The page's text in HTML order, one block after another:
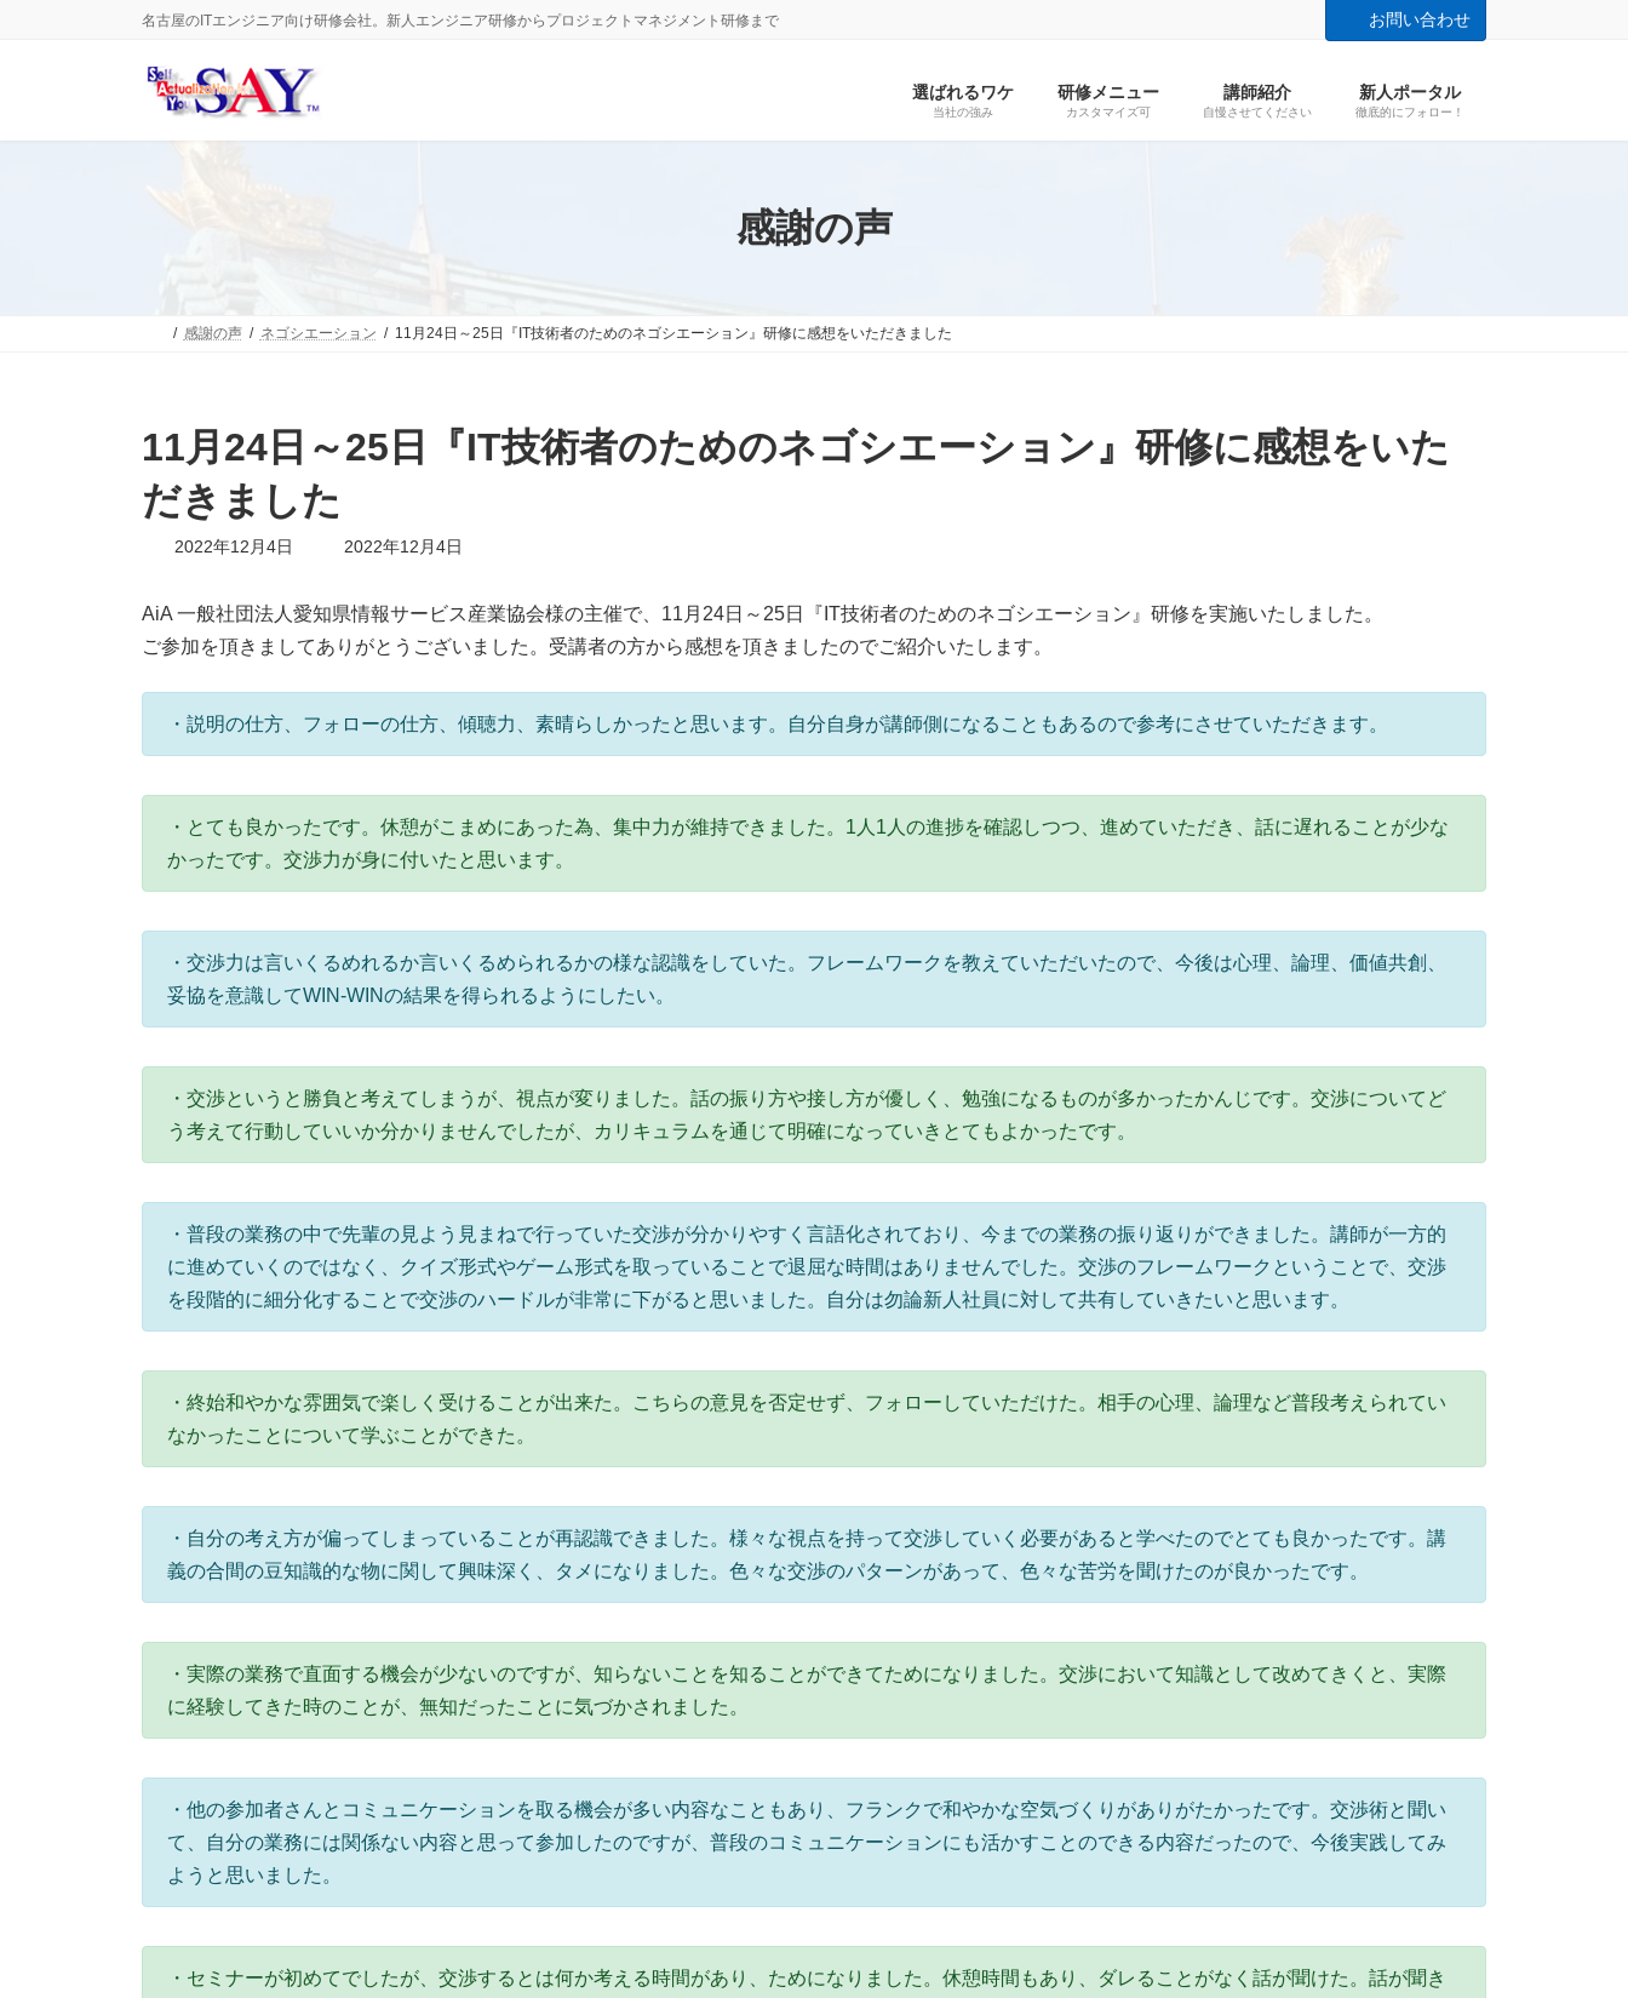
へ
ョ
名古屋のITエンジニア向け研修会社。新人エンジニア研修からプロジェクトマネジメント研修まで お問い合わせ
選ばれるワケ
当社の強み
研修メニュー
カスタマイズ可
講師紹介
自慢させてください
新人ポータル
徹底的にフォロー！
感謝の声
感謝の声 ネゴシエーション 11月24日～25日『IT技術者のためのネゴシエーション』研修に感想をいただきました
11月24日～25日『IT技術者のためのネゴシエーション』研修に感想をいた
だきました
2022年12月4日
最
新
時
2022年12月4日
AiA 一般社団法人愛知県情報サービス産業協会様の主催で、11月24日～25日『IT技術者のためのネゴシエーション』研修を実施いたしました。
ご参加を頂きましてありがとうございました。受講者の方から感想を頂きましたのでご紹介いたします。
・説明の仕方、フォローの仕方、傾聴力、素晴らしかったと思います。自分自身が講師側になることもあるので参考にさせていただきます。
・とても良かったです。休憩がこまめにあった為、集中力が維持できました。1人1人の進捗を確認しつつ、進めていただき、話に遅れることが少な
かったです。交渉力が身に付いたと思います。
・交渉力は言いくるめれるか言いくるめられるかの様な認識をしていた。フレームワークを教えていただいたので、今後は心理、論理、価値共創、
妥協を意識してWIN-WINの結果を得られるようにしたい。
・交渉というと勝負と考えてしまうが、視点が変りました。話の振り方や接し方が優しく、勉強になるものが多かったかんじです。交渉についてど
う考えて行動していいか分かりませんでしたが、カリキュラムを通じて明確になっていきとてもよかったです。
・普段の業務の中で先輩の見よう見まねで行っていた交渉が分かりやすく言語化されており、今までの業務の振り返りができました。講師が一方的
に進めていくのではなく、クイズ形式やゲーム形式を取っていることで退屈な時間はありませんでした。交渉のフレームワークということで、交渉
を段階的に細分化することで交渉のハードルが非常に下がると思いました。自分は勿論新人社員に対して共有していきたいと思います。
・終始和やかな雰囲気で楽しく受けることが出来た。こちらの意見を否定せず、フォローしていただけた。相手の心理、論理など普段考えられてい
なかったことについて学ぶことができた。
・自分の考え方が偏ってしまっていることが再認識できました。様々な視点を持って交渉していく必要があると学べたのでとても良かったです。講
義の合間の豆知識的な物に関して興味深く、タメになりました。色々な交渉のパターンがあって、色々な苦労を聞けたのが良かったです。
・実際の業務で直面する機会が少ないのですが、知らないことを知ることができてためになりました。交渉において知識として改めてきくと、実際
に経験してきた時のことが、無知だったことに気づかされました。
・他の参加者さんとコミュニケーションを取る機会が多い内容なこともあり、フランクで和やかな空気づくりがありがたかったです。交渉術と聞い
て、自分の業務には関係ない内容と思って参加したのですが、普段のコミュニケーションにも活かすことのできる内容だったので、今後実践してみ
ようと思いました。
・セミナーが初めてでしたが、交渉するとは何か考える時間があり、ためになりました。休憩時間もあり、ダレることがなく話が聞けた。話が聞き